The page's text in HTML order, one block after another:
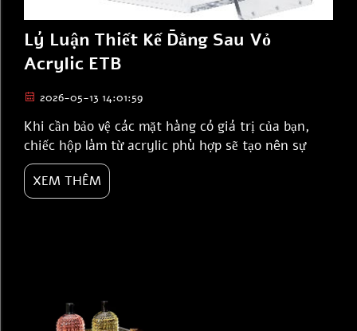
Lý Luận Thiết Kế Đằng Sau Vỏ
Acrylic ETB
2026-05-13 14:01:59
Khi cần bảo vệ các mặt hàng có giá trị của bạn,
chiếc hộp làm từ acrylic phù hợp sẽ tạo nên sự
khác biệt hoàn toàn. JIN DA chuyên sản xuất các
loại hộp acrylic cao cấp – không chỉ đẹp mắt mà
còn đảm bảo an toàn và chắc chắn cho sản phẩm
XEM THÊM